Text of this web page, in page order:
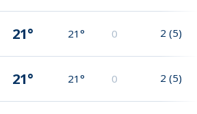
21° 21° 0 2 (5)
21° 21° 0 2 (5)